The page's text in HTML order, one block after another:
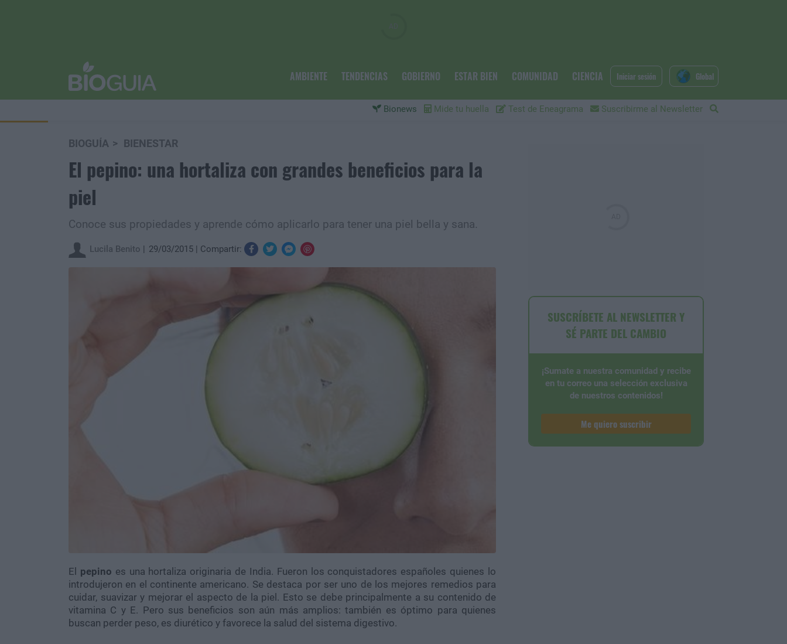
AMBIENTE TENDENCIAS GOBIERNO ESTAR BIEN COMUNIDAD CIENCIA
Bionews Mide tu huella Test de Eneagrama Suscribirme al Newsletter
Iniciar sesión Global
BIOGUÍA BIENESTAR
El pepino: una hortaliza con grandes beneficios para la
piel
Conoce sus propiedades y aprende cómo aplicarlo para tener una piel bella y sana.
Lucila Benito 29/03/2015 Compartir:
El pepino es una hortaliza originaria de India. Fueron los conquistadores españoles quienes lo
introdujeron en el continente americano. Se destaca por ser uno de los mejores remedios para
cuidar, suavizar y mejorar el aspecto de la piel. Esto se debe principalmente a su contenido de
vitamina C y E. Pero sus beneficios son aún más amplios: también es óptimo para quienes
buscan perder peso, es diurético y favorece la salud del sistema digestivo.
SUSCRÍBETE AL NEWSLETTER Y
SÉ PARTE DEL CAMBIO
¡Sumate a nuestra comunidad y recibe
en tu correo una selección exclusiva
de nuestros contenidos!
Me quiero suscribir